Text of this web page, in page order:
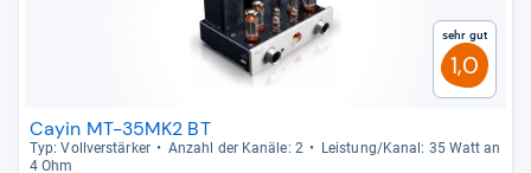
Sehr gut
1,0
Cayin MT-35MK2 BT
Typ: Voll­ver­stär­ker Anzahl der Kanäle: 2
Leis­tung/Kanal: 35 Watt an
4 Ohm